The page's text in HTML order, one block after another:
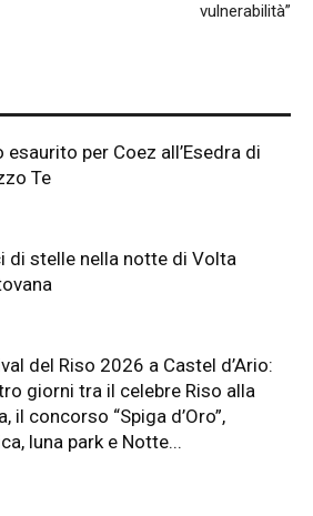
vulnerabilità”
esaurito per Coez all’Esedra di
Te
di stelle nella notte di Volta
del Riso 2026 a Castel d’Ario:
giorni tra il celebre Riso alla
il concorso “Spiga d’Oro”,
luna park e Notte...